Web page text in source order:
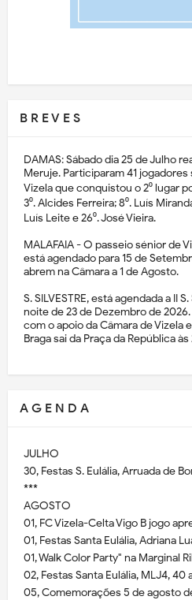
B R E V E S
DAMAS: Sábado dia 25 de Julho
Meruje. Participaram 41
Vizela que conquistou o 2⁰ lugar
3⁰. Alcides Ferreira; 8⁰. Luís
Luís Leite e 26⁰. José Vieira.
MALAFAIA - O passeio sénior de
está agendado para 15 de
abrem na Câmara a 1 de Agosto.
S. SILVESTRE, está agendada a II
noite de 23 de Dezembro de
com o apoio da Câmara de Vizela
Braga sai da Praça da República às
A G E N D A
JULHO
30, Festas S. Eulália, Arruada de
***
AGOSTO
01, FC Vizela-Celta Vigo B jogo
01, Festas Santa Eulália, Adriana
01, Walk Color Party" na Marginal
02, Festas Santa Eulália, MLJ4, 40
05, Comemorações 5 de agosto